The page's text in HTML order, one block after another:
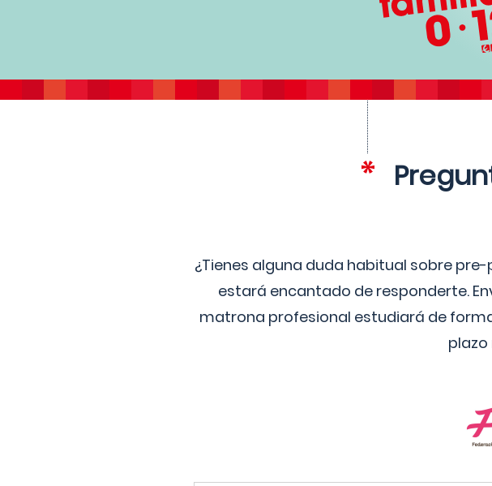
¿Tienes alguna duda habitual sobre
estará encantado de responderte.
matrona profesional estudiará de
plazo